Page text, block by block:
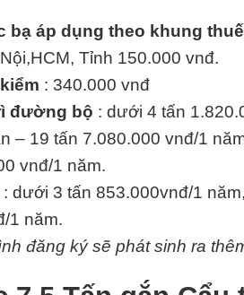
bạ áp dụng theo khung thuế
Tỉnh 150.000 vnđ.
: 340.000 vnđ
đường bộ : dưới 4 tấn
– 19 tấn 7.080.000 vnđ/1
vnđ/1 năm.
: dưới 3 tấn 853.000vnđ/1
1 năm.
đăng ký sẽ phát sinh ra